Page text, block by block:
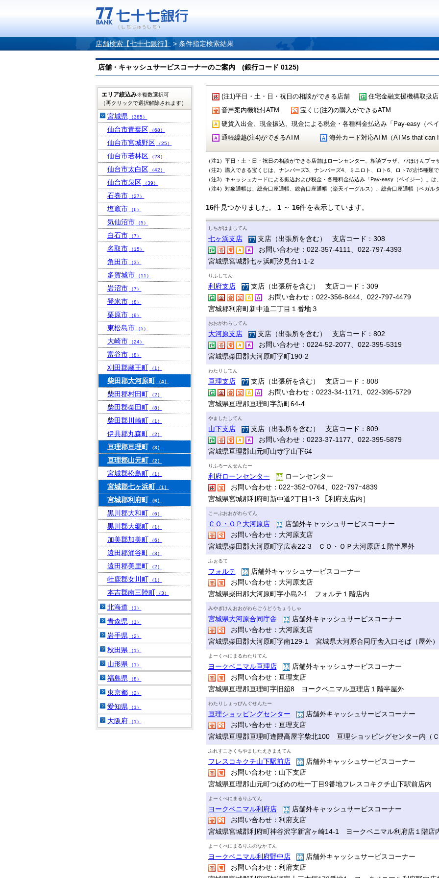
店舗検索【七十七銀行】 > 条件指定検索結果
店舗・キャッシュサービスコーナーのご案内 (銀行コード 0125)
(注1)平日・土・日・祝日の相談ができる店舗 住宅金融支援機構取扱店
音声案内機能付ATM
宝くじ(注2)の購入ができるATM
硬貨入出金、現金振込、現金による税金・各種料金払込み「Pay-easy（ペ
通帳繰越(注4)ができるATM
海外カード対応ATM（ATMs that can
（注1）平日・土・日・祝日の相談ができる店舗はローンセンター、相談プラザ、77ほけんプラ
（注2）購入できる宝くじは、ナンバーズ3、ナンバーズ4、ミニロト、ロト6、ロト7の計5種類で
（注3）キャッシュカードによる振込および税金・各種料金払込み「Pay-easy（ペイジー）」は
（注4）対象通帳は、総合口座通帳、総合口座通帳（楽天イーグルス）、総合口座通帳（ベガル
16件見つかりました。 1～ 16件を表示しています。
しちがはましてん
七ヶ浜支店
支店（出張所を含む） 支店コード：308
お問い合わせ：022-357-4111、022-797-4393
宮城県宮城郡七ヶ浜町汐見台1-1-2
りふしてん
利府支店
支店（出張所を含む） 支店コード：309
お問い合わせ：022-356-8444、022-797-4479
宮城郡利府町新中道二丁目１番地３
おおがわらしてん
大河原支店
支店（出張所を含む） 支店コード：802
お問い合わせ：0224-52-2077、022-395-5319
宮城県柴田郡大河原町字町190-2
わたりしてん
亘理支店
支店（出張所を含む） 支店コード：808
お問い合わせ：0223-34-1171、022-395-5729
宮城県亘理郡亘理町字新町64-4
やましたしてん
山下支店
支店（出張所を含む） 支店コード：809
お問い合わせ：0223-37-1177、022-395-5879
宮城県亘理郡山元町山寺字山下64
りふろーんせんたー
利府ローンセンター
ローンセンター
お問い合わせ：022ｰ352ｰ0764、022ｰ797ｰ4839
宮城県宮城郡利府町新中道2丁目1ｰ3 ［利府支店内］
こーぷおおがわらてん
ＣＯ・ＯＰ大河原店
店舗外キャッシュサービスコーナー
お問い合わせ：大河原支店
宮城県柴田郡大河原町字広表22-3 ＣＯ・ＯＰ大河原店１階半屋外
ふぉるて
フォルテ
店舗外キャッシュサービスコーナー
お問い合わせ：大河原支店
宮城県柴田郡大河原町字小島2-1 フォルテ１階店内
みやぎけんおおがわらごうどうちょうしゃ
宮城県大河原合同庁舎
店舗外キャッシュサービスコーナー
お問い合わせ：大河原支店
宮城県柴田郡大河原町字南129-1 宮城県大河原合同庁舎入口そば（屋外）
よーくべにまるわたりてん
ヨークベニマル亘理店
店舗外キャッシュサービスコーナー
お問い合わせ：亘理支店
宮城県亘理郡亘理町字旧舘8 ヨークベニマル亘理店１階半屋外
わたりしょっぴんぐせんたー
亘理ショッピングセンター
店舗外キャッシュサービスコーナー
お問い合わせ：亘理支店
宮城県亘理郡亘理町逢隈高屋字柴北100 亘理ショッピングセンター内（Ｃ
ふれすこきくちやましたえきまえてん
フレスコキクチ山下駅前店
店舗外キャッシュサービスコーナー
お問い合わせ：山下支店
宮城県亘理郡山元町つばめの杜一丁目9番地フレスコキクチ山下駅前店内
よーくべにまるりふてん
ヨークベニマル利府店
店舗外キャッシュサービスコーナー
お問い合わせ：利府支店
宮城県宮城郡利府町神谷沢字新宮ヶ崎14-1 ヨークベニマル利府店１階店
よーくべにまるりふのなかてん
ヨークベニマル利府野中店
店舗外キャッシュサービスコーナー
お問い合わせ：利府支店
エリア絞込み※複数選択可
（再クリックで選択解除されます）
宮城県 （385）
仙台市青葉区 （68）
仙台市宮城野区 （25）
仙台市若林区 （23）
仙台市太白区 （42）
仙台市泉区 （39）
石巻市 （27）
塩竈市 （6）
気仙沼市 （5）
白石市 （7）
名取市 （15）
角田市 （3）
多賀城市 （11）
岩沼市 （7）
登米市 （8）
栗原市 （9）
東松島市 （5）
大崎市 （24）
富谷市 （8）
刈田郡蔵王町 （1）
柴田郡大河原町 （4）
柴田郡村田町 （2）
柴田郡柴田町 （8）
柴田郡川崎町 （1）
伊具郡丸森町 （2）
亘理郡亘理町 （3）
亘理郡山元町 （2）
宮城郡松島町 （1）
宮城郡七ヶ浜町 （1）
宮城郡利府町 （6）
黒川郡大和町 （6）
黒川郡大郷町 （1）
加美郡加美町 （6）
遠田郡涌谷町 （3）
遠田郡美里町 （2）
牡鹿郡女川町 （1）
本吉郡南三陸町 （3）
北海道 （1）
青森県 （1）
岩手県 （2）
秋田県 （1）
山形県 （1）
福島県 （8）
東京都 （2）
愛知県 （1）
大阪府 （1）